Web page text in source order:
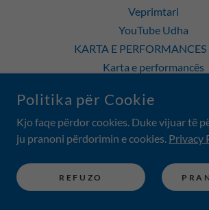
Veprimtari
YouTube Udha
KARTA E
Karta e performancës
Rreth nesh
Të menduarit kritik
Fisi shqiptar
Kurset Online
Politika për Cookie
Kjo faqe përdor cookies. Duke vijuar të
ju pranoni përdorimin e cookies. Privacy
REFUZO